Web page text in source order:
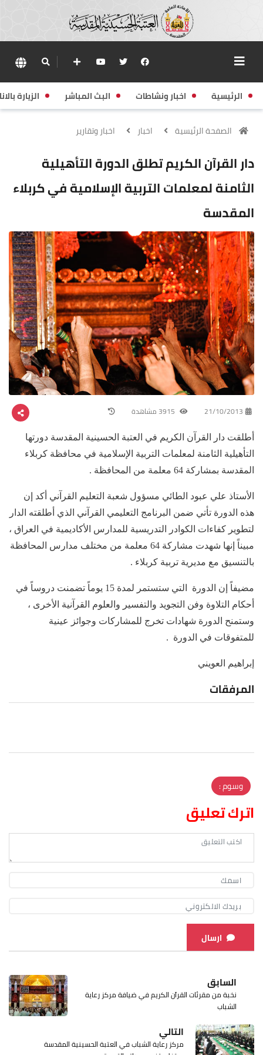
الرئيسية اخبار ونشاطات البث المباشر الزيارة
الصفحة الرئيسية اخبار اخبار وتقارير
دار القرآن الكريم تطلق الدورة التأهيلية
الثامنة لمعلمات التربية الإسلامية في كربلاء
المقدسة
21/10/2013
أطلقت دار القرآن الكريم في العتبة الحسينية المقدسة دورتها
التأهيلية الثامنة لمعلمات التربية الإسلامية في محافظة كربلاء
المقدسة بمشاركة 64 معلمة من المحافظة .
الأستاذ علي عبود الطائي مسؤول شعبة التعليم القرآني أكد إن
هذه الدورة تأتي ضمن البرنامج التعليمي القرآني الذي أطلقته الدار
لتطوير كفاءات الكوادر التدريسية للمدارس الأكاديمية في العراق ،
مبيناً إنها شهدت مشاركة 64 معلمة من مختلف مدارس المحافظة
بالتنسيق مع مديرية تربية كربلاء .
مضيفاً إن الدورة التي ستستمر لمدة 15 يوماً تضمنت دروساً في
أحكام التلاوة وفن التجويد والتفسير والعلوم القرآنية الأخرى ،
وستمنح الدورة شهادات تخرج للمشاركات وجوائز عينية
للمتفوقات في الدورة .
إبراهيم العويني
المرفقات
وسوم :
اترك تعليق
ارسال
السابق
نخبة من مقرئات القرآن الكريم في ضيافة مركز رعاية
الشباب
التالي
مركز رعاية الشباب في العتبة الحسينية المقدسة